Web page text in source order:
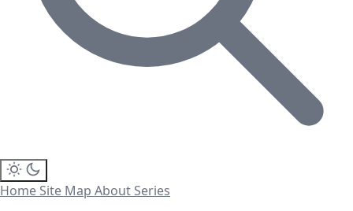
Home Site Map About Series